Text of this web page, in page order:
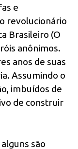
e
revolucionário
Brasileiro (O
anônimos.
anos de suas
Assumindo o
imbuídos de
de construir
são